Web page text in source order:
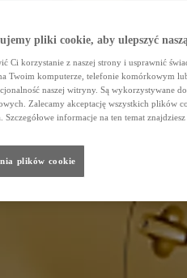
pliki cookie, aby ulepszyć
Ci korzystanie z naszej strony i usprawnić
Twoim komputerze, telefonie komórkowym
naszej witryny. Są wykorzystywane
Zalecamy akceptację wszystkich plików
Szczegółowe informacje na ten temat znajdziesz
plików cookie